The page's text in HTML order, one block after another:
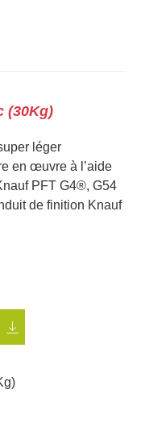
(30Kg)
léger
en œuvre à l’aide
PFT G4®, G54
de finition Knauf